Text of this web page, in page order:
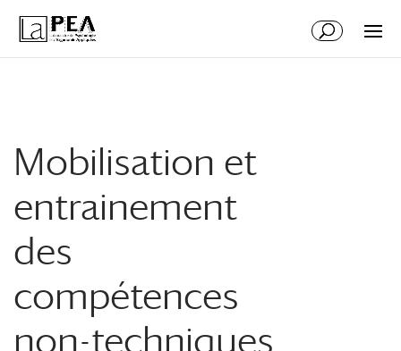
contenu
Mobilisation et
entrainement
des
compétences
non-techniques